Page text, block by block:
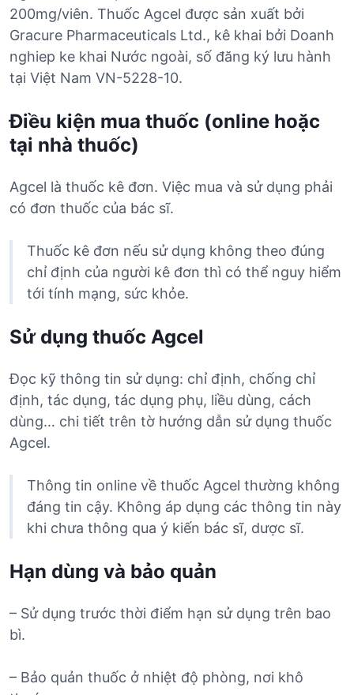
200mg/viên. Thuốc Agcel được sản xuất bởi
Gracure Pharmaceuticals Ltd., kê khai bởi Doanh
nghiep ke khai Nước ngoài, số đăng ký lưu hành
tại Việt Nam VN-5228-10.
Điều kiện mua thuốc (online hoặc
tại nhà thuốc)
Agcel là thuốc kê đơn. Việc mua và sử dụng phải
có đơn thuốc của bác sĩ.
Thuốc kê đơn nếu sử dụng không theo đúng
chỉ định của người kê đơn thì có thể nguy hiểm
tới tính mạng, sức khỏe.
Sử dụng thuốc Agcel
Đọc kỹ thông tin sử dụng: chỉ định, chống chỉ
định, tác dụng, tác dụng phụ, liều dùng, cách
dùng… chi tiết trên tờ hướng dẫn sử dụng thuốc
Agcel.
Thông tin online về thuốc Agcel thường không
đáng tin cậy. Không áp dụng các thông tin này
khi chưa thông qua ý kiến bác sĩ, dược sĩ.
Hạn dùng và bảo quản
– Sử dụng trước thời điểm hạn sử dụng trên bao
bì.
– Bảo quản thuốc ở nhiệt độ phòng, nơi khô